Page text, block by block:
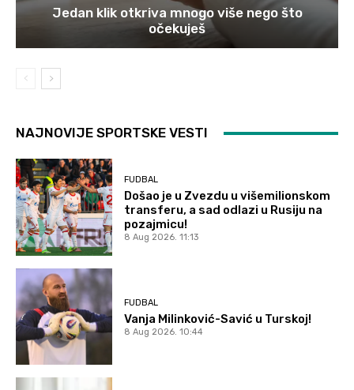
Jedan klik otkriva mnogo više nego što
očekuješ
NAJNOVIJE SPORTSKE VESTI
FUDBAL
Došao je u Zvezdu u višemilionskom
transferu, a sad odlazi u Rusiju na
pozajmicu!
8 Aug 2026. 11:13
FUDBAL
Vanja Milinković-Savić u Turskoj!
8 Aug 2026. 10:44